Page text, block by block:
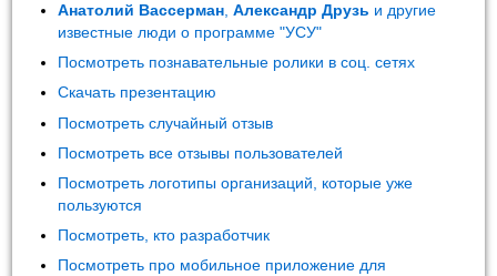
Анатолий Вассерман ,Александр Друзь и другие
известные люди о программе "УСУ"
Посмотреть познавательные ролики в соц. сетях
Скачать презентацию
Посмотреть случайный отзыв
Посмотреть все отзывы пользователей
Посмотреть логотипы организаций, которые уже
пользуются
Посмотреть, кто разработчик
Посмотреть про мобильное приложение для